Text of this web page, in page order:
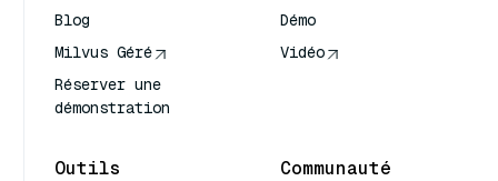
Blog
Milvus Géré
Réserver une
démonstration
Démo
Vidéo
Outils Communauté